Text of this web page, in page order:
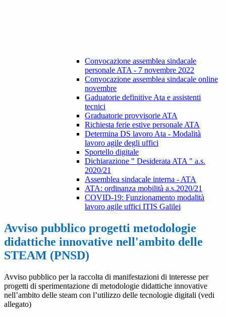
Convocazione assemblea sindacale
personale ATA - 7 novembre 2022
Convocazione assemblea sindacale online
novembre
Gaduatorie definitive Ata e assistenti
tecnici
Graduatorie provvisorie ATA
Richiesta ferie estive personale ATA
Determina DS lavoro Ata - Modalità
lavoro agile degli uffici
Sportello digitale
Dichiarazione " Desiderata ATA " a.s.
2020/21
Assemblea sindacale interna - ATA
ATA: ordinanza mobilità a.s.2020/21
COVID-19: Funzionamento modalità
lavoro agile uffici ITIS Galilei
Avviso pubblico progetti metodologie
didattiche innovative nell'ambito delle
STEAM (PNSD)
Avviso pubblico per la raccolta di manifestazioni di interesse per
progetti di sperimentazione di metodologie didattiche innovative
nell’ambito delle steam con l’utilizzo delle tecnologie digitali (vedi
allegato)